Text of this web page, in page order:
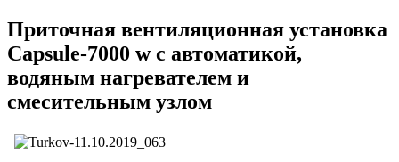
Приточная вентиляционная установка
Capsule-7000 w с автоматикой,
водяным нагревателем и
смесительным узлом